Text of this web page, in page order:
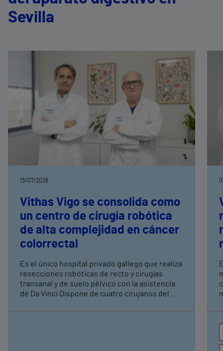
Sevilla
13/07/2026
Vithas Vigo se consolida como
un centro de cirugía robótica
de alta complejidad en cáncer
colorrectal
Es el único hospital privado gallego que realiza
resecciones robóticas de recto y cirugías
transanal y de suelo pélvico con la asistencia
de Da Vinci Dispone de cuatro cirujanos del